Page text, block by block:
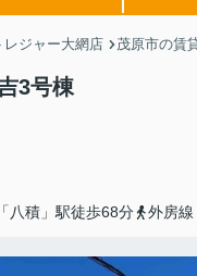
レジャー大網店 茂原市の賃
3号棟
八積」駅徒歩68分 外房